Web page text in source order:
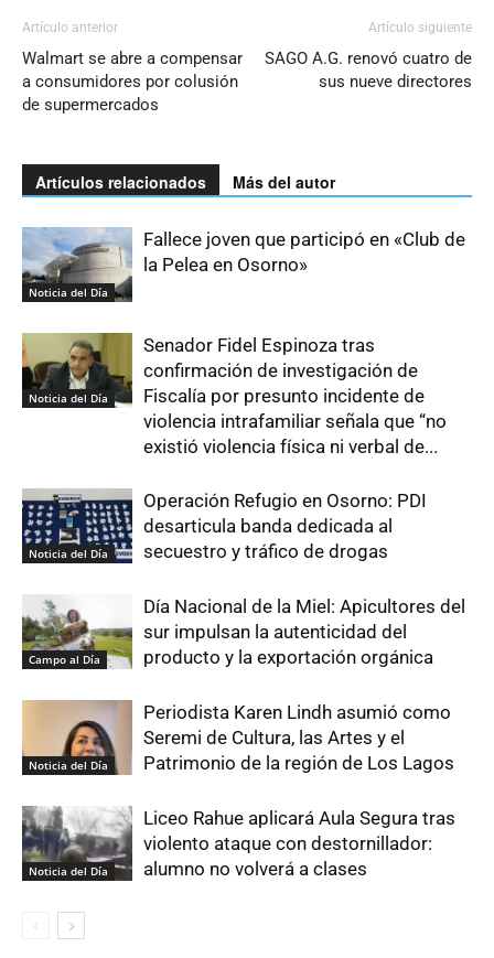
Artículo anterior
Walmart se abre a compensar
a consumidores por colusión
de supermercados
Artículo siguiente
SAGO A.G. renovó cuatro de
sus nueve directores
Artículos relacionados Más del autor
Noticia del Día
Fallece joven que participó en «Club de
la Pelea en Osorno»
Noticia del Día
Senador Fidel Espinoza tras
confirmación de investigación de
Fiscalía por presunto incidente de
violencia intrafamiliar señala que “no
existió violencia física ni verbal de...
Noticia del Día
Operación Refugio en Osorno: PDI
desarticula banda dedicada al
secuestro y tráfico de drogas
Campo al Día
Día Nacional de la Miel: Apicultores del
sur impulsan la autenticidad del
producto y la exportación orgánica
Noticia del Día
Periodista Karen Lindh asumió como
Seremi de Cultura, las Artes y el
Patrimonio de la región de Los Lagos
Noticia del Día
Liceo Rahue aplicará Aula Segura tras
violento ataque con destornillador:
alumno no volverá a clases